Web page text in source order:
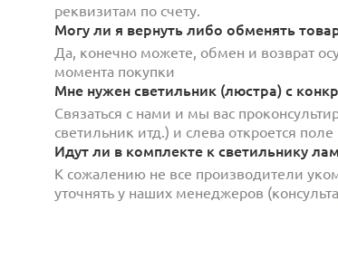
реквизитам по счету.
Могу ли я вернуть либо обменять
Да, конечно можете, обмен и возврат
момента покупки
Мне нужен светильник (люстра) с
Связаться с нами и мы вас
светильник итд.) и слева откроется
Идут ли в комплекте к светильнику
К сожалению не все производители
уточнять у наших менеджеров